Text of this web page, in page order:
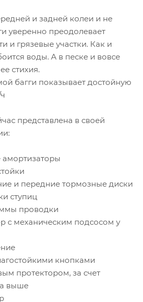
и задней колеи и не
уверенно преодолевает
и грязевые участки. Как и
воды. А в песке и вовсе
стихия.
багги показывает достойную
представлена в своей
и передние тормозные диски
ступиц
проводки
с механическим подсосом у
кнопками
протектором, за счет
выше